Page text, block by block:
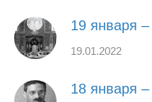
19 января
19.01.2022
18 января